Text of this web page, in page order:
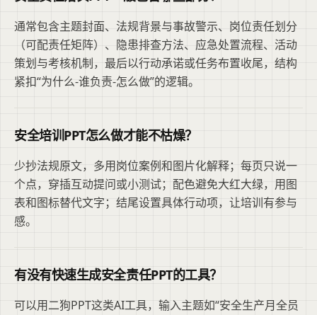
通常包含主题封面、法规背景与事故警示、岗位责任划分
（可配责任矩阵）、隐患排查方法、应急处置流程、活动
策划与考核机制，最后以行动承诺或任务布置收尾，结构
紧扣“为什么-谁负责-怎么做”的逻辑。
安全培训PPT怎么做才能不枯燥？
少抄法规原文，多用岗位案例和图片化解释；每页只说一
个点，穿插互动提问或小测试；配色避免大红大绿，用图
表和图标替代文字；结尾设置具体行动项，让培训有参与
感。
有没有快速生成安全责任PPT的工具？
可以用二狗PPT这类AI工具，输入主题如“安全生产月全员